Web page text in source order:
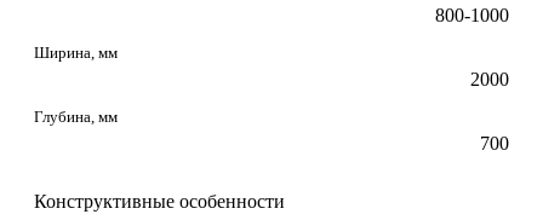
800-1000
Ширина, мм
2000
Глубина, мм
700
Конструктивные особенности